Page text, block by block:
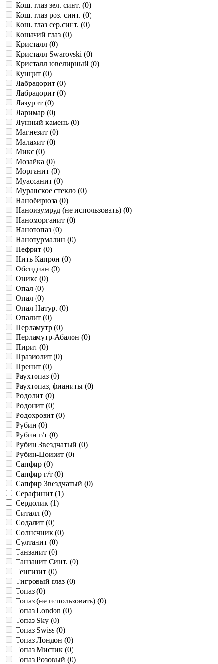
Кош. глаз зел. синт. (0)
Кош. глаз роз. синт. (0)
Кош. глаз сер.синт. (0)
Кошачий глаз (0)
Кристалл (0)
Кристалл Swarovski (0)
Кристалл ювелирный (0)
Кунцит (0)
Лабрадорит (0)
Лабрадорит (0)
Лазурит (0)
Ларимар (0)
Лунный камень (0)
Магнезит (0)
Малахит (0)
Микс (0)
Мозайка (0)
Морганит (0)
Муассанит (0)
Муранское стекло (0)
Нанобирюза (0)
Наноизумруд (не использовать) (0)
Наноморганит (0)
Нанотопаз (0)
Нанотурмалин (0)
Нефрит (0)
Нить Капрон (0)
Обсидиан (0)
Оникс (0)
Опал (0)
Опал (0)
Опал Натур. (0)
Опалит (0)
Перламутр (0)
Перламутр-Абалон (0)
Пирит (0)
Празиолит (0)
Пренит (0)
Раухтопаз (0)
Раухтопаз, фианиты (0)
Родолит (0)
Родонит (0)
Родохрозит (0)
Рубин (0)
Рубин г/т (0)
Рубин Звездчатый (0)
Рубин-Цоизит (0)
Сапфир (0)
Сапфир г/т (0)
Сапфир Звездчатый (0)
Серафинит (1)
Сердолик (1)
Ситалл (0)
Содалит (0)
Солнечник (0)
Султанит (0)
Танзанит (0)
Танзанит Синт. (0)
Тенгизит (0)
Тигровый глаз (0)
Топаз (0)
Топаз (не использовать) (0)
Топаз London (0)
Топаз Sky (0)
Топаз Swiss (0)
Топаз Лондон (0)
Топаз Мистик (0)
Топаз Розовый (0)